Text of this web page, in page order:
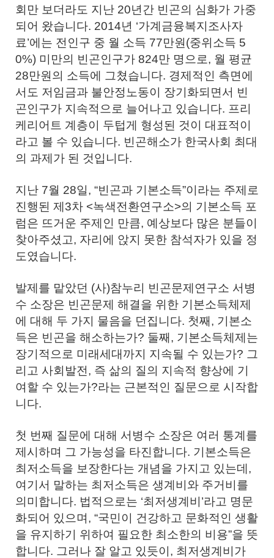
회만 보더라도 지난 20년간 빈곤의 심화가 가중
되어 왔습니다. 2014년 ‘가계금융복지조사자
료’에는 전인구 중 월 소득 77만원(중위소득 5
0%) 미만의 빈곤인구가 824만 명으로, 월 평균
28만원의 소득에 그쳤습니다. 경제적인 측면에
서도 저임금과 불안정노동이 장기화되면서 빈
곤인구가 지속적으로 늘어나고 있습니다. 프리
케리어트 계층이 두텁게 형성된 것이 대표적이
라고 볼 수 있습니다. 빈곤해소가 한국사회 최대
의 과제가 된 것입니다.
지난 7월 28일, “빈곤과 기본소득”이라는 주제로
진행된 제3차 <녹색전환연구소>의 기본소득 포
럼은 뜨거운 주제인 만큼, 예상보다 많은 분들이
찾아주셨고, 자리에 앉지 못한 참석자가 있을 정
도였습니다.
발제를 맡았던 (사)참누리 빈곤문제연구소 서병
수 소장은 빈곤문제 해결을 위한 기본소득체제
에 대해 두 가지 물음을 던집니다. 첫째, 기본소
득은 빈곤을 해소하는가? 둘째, 기본소득체제는
장기적으로 미래세대까지 지속될 수 있는가? 그
리고 사회발전, 즉 삶의 질의 지속적 향상에 기
여할 수 있는가?라는 근본적인 질문으로 시작합
니다.
첫 번째 질문에 대해 서병수 소장은 여러 통계를
제시하며 그 가능성을 타진합니다. 기본소득은
최저소득을 보장한다는 개념을 가지고 있는데,
여기서 말하는 최저소득은 생계비와 주거비를
의미합니다. 법적으로는 ‘최저생계비’라고 명문
화되어 있으며, “국민이 건강하고 문화적인 생활
을 유지하기 위하여 필요한 최소한의 비용”을 뜻
합니다. 그러나 잘 알고 있듯이, 최저생계비가